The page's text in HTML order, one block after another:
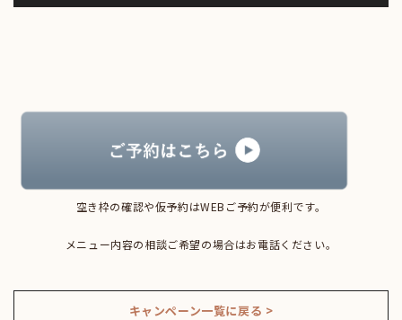
空き枠の確認や仮予約はWEBご予約が便利です。
メニュー内容の相談ご希望の場合はお電話ください。
キャンペーン一覧に戻る >